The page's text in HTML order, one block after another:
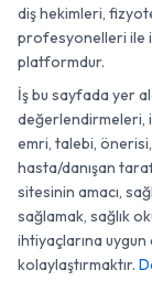
diş hekimleri,
profesyonelleri ile
platformdur.
İş bu sayfada yer
değerlendirmeleri,
emri, talebi,
hasta/danışan
sitesinin amacı,
sağlamak, sağlık
ihtiyaçlarına uygun
kolaylaştırmaktır.